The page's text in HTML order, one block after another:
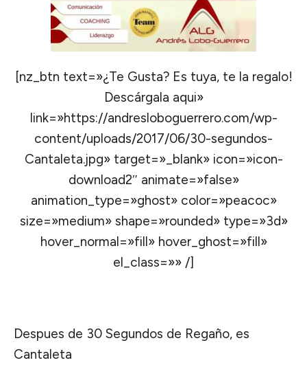
[nz_btn text=»¿Te Gusta? Es tuya, te la regalo!
Descárgala aqui»
link=»https://andresloboguerrero.com/wp-
content/uploads/2017/06/30-segundos-
Cantaleta.jpg» target=»_blank» icon=»icon-
download2″ animate=»false»
animation_type=»ghost» color=»peacoc»
size=»medium» shape=»rounded» type=»3d»
hover_normal=»fill» hover_ghost=»fill»
el_class=»» /]
Despues de 30 Segundos de Regaño, es
Cantaleta